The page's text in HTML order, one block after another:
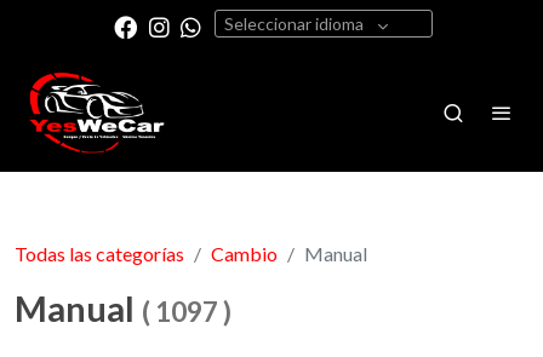
Seleccionar idioma
Todas las categorías Cambio Manual
Manual ( 1097)